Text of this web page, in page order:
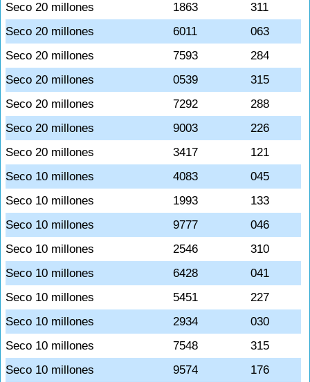
Seco 20 millones
1863
311
Seco 20 millones
6011
063
Seco 20 millones
7593
284
Seco 20 millones
0539
315
Seco 20 millones
7292
288
Seco 20 millones
9003
226
Seco 20 millones
3417
121
Seco 10 millones
4083
045
Seco 10 millones
1993
133
Seco 10 millones
9777
046
Seco 10 millones
2546
310
Seco 10 millones
6428
041
Seco 10 millones
5451
227
Seco 10 millones
2934
030
Seco 10 millones
7548
315
Seco 10 millones
9574
176